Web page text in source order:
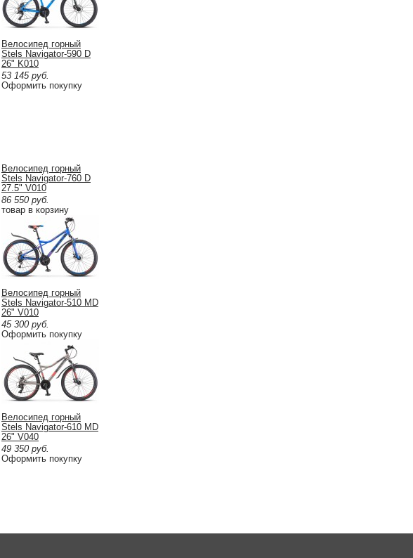
Велосипед горный
Stels Navigator-590 D
26" K010
53 145 руб.
Оформить покупку
Велосипед горный
Stels Navigator-760 D
27.5" V010
86 550 руб.
товар в корзину
Велосипед горный
Stels Navigator-510 MD
26" V010
45 300 руб.
Оформить покупку
Велосипед горный
Stels Navigator-610 MD
26" V040
49 350 руб.
Оформить покупку